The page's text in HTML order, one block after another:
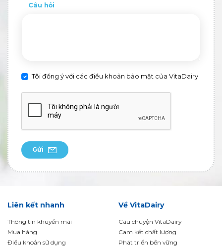
Câu hỏi
Tôi đồng ý với các điều khoản bảo mật của VitaDairy
Gửi
Liên kết nhanh
Thông tin khuyến mãi
Mua hàng
Điều khoản sử dụng
Về VitaDairy
Câu chuyện VitaDairy
Cam kết chất lượng
Phát triển bền vững